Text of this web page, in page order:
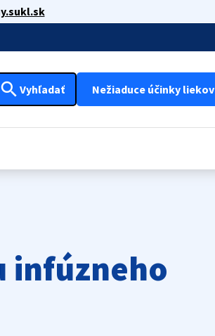
search Vyhľadať Nežiaduce účinky liekov
infúzneho